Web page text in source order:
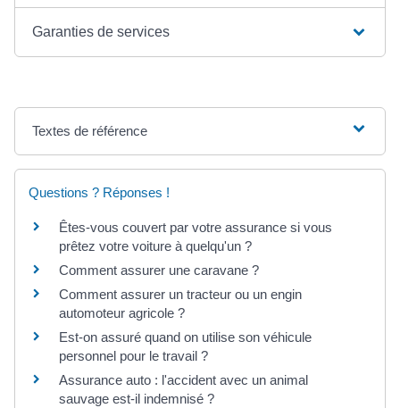
Garanties de services
Textes de référence
Questions ? Réponses !
Êtes-vous couvert par votre assurance si vous
prêtez votre voiture à quelqu'un ?
Comment assurer une caravane ?
Comment assurer un tracteur ou un engin
automoteur agricole ?
Est-on assuré quand on utilise son véhicule
personnel pour le travail ?
Assurance auto : l'accident avec un animal
sauvage est-il indemnisé ?